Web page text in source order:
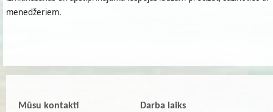
menedžeriem.
Mūsu kontakti Darba laiks